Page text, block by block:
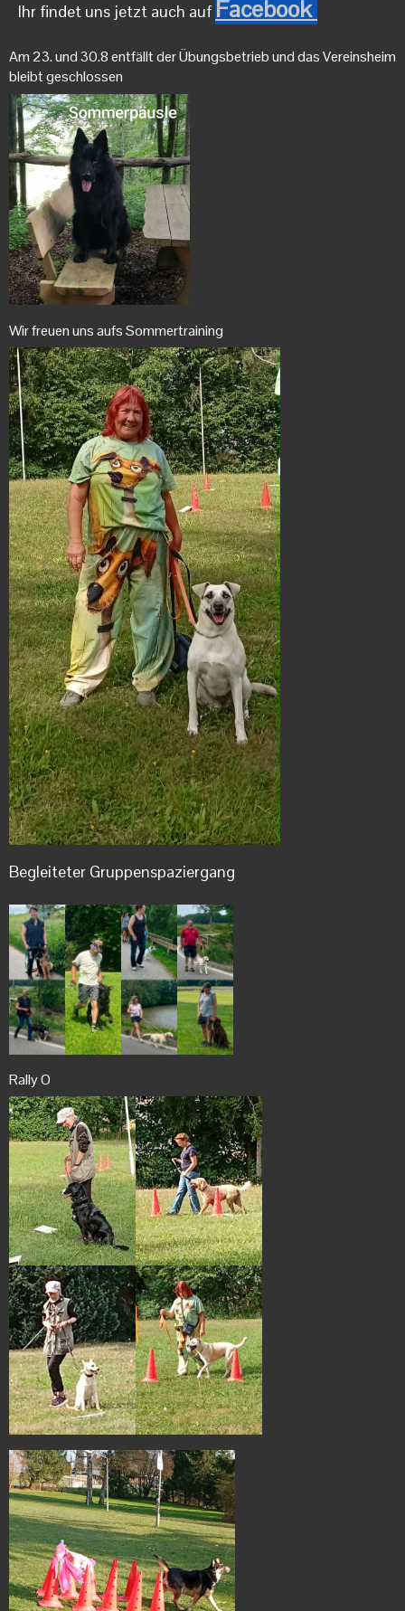
Ihr findet uns jetzt auch auf Facebook
Am 23. und 30.8 entfällt der Übungsbetrieb und das Vereinsheim
bleibt geschlossen
Wir freuen uns aufs Sommertraining
Begleiteter Gruppenspaziergang
Rally O